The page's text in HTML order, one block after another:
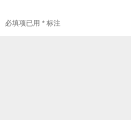
必填项已用* 标注